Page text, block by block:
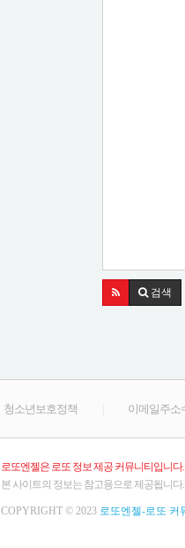
검색
청소년보호정책 이메일주소
로또엔젤은 로또 정보 제공 커뮤니티입니다.
본 사이트의 정보는 참고용으로 제공됩니다.
COPYRIGHT © 2023 로또엔젤-로또 커